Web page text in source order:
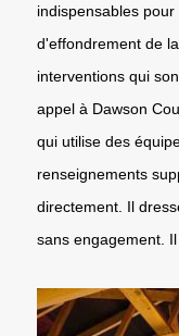
indispensables
d'effondrement de
interventions qui
appel à Dawson
qui utilise des
renseignements
directement. Il
sans engagement.